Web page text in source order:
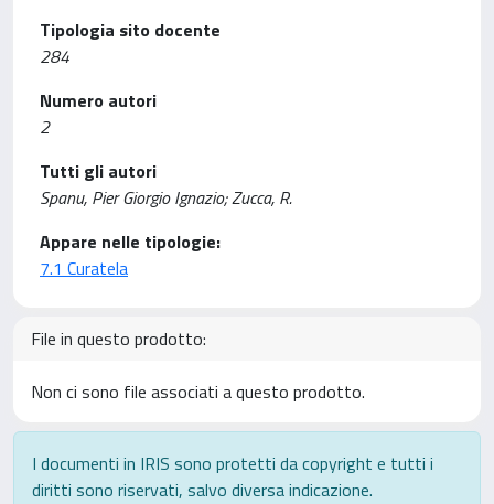
Tipologia sito docente
284
Numero autori
2
Tutti gli autori
Spanu, Pier Giorgio Ignazio; Zucca, R.
Appare nelle tipologie:
7.1 Curatela
File in questo prodotto:
Non ci sono file associati a questo prodotto.
I documenti in IRIS sono protetti da copyright e tutti i
diritti sono riservati, salvo diversa indicazione.